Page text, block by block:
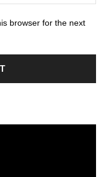
browser for the next